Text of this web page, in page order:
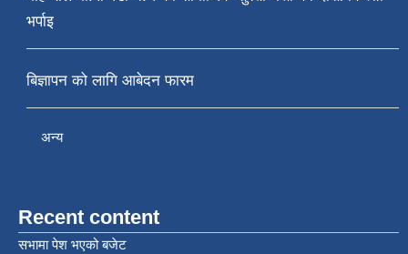
भर्पाइ
बिज्ञापन को लागि आबेदन फारम
अन्य
Recent content
सभामा पेश भएको बजेट